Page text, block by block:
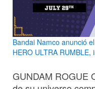
Bandai Namco anunció
HERO ULTRA
GUNDAM ROGUE